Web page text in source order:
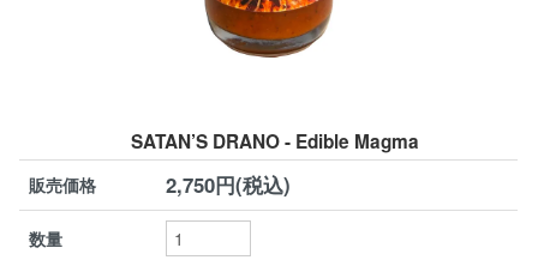
SATAN’S DRANO - Edible Magma
販売価格 2,750円(税込)
数量